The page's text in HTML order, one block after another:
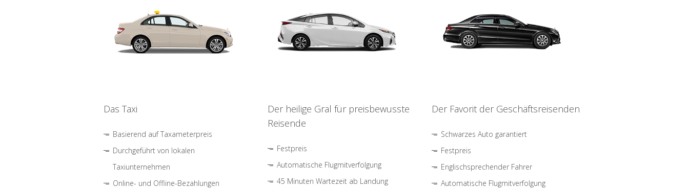
Das Taxi
Basierend auf Taxameterpreis
Durchgeführt von lokalen
Taxiunternehmen
Online- und Offline-Bezahlungen
Der heilige Gral für preisbewusste
Reisende
Festpreis
Automatische Flugmitverfolgung
45 Minuten Wartezeit ab Landung
Der Favorit der Geschäftsreisenden
Schwarzes Auto garantiert
Festpreis
Englischsprechender Fahrer
Automatische Flugmitverfolgung